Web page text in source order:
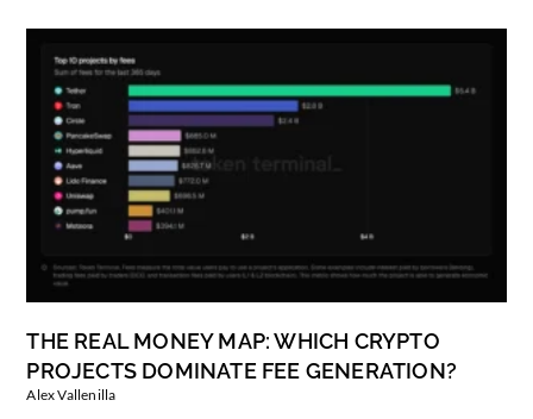
THE REAL MONEY MAP: WHICH CRYPTO
PROJECTS DOMINATE FEE GENERATION?
Alex Vallenilla